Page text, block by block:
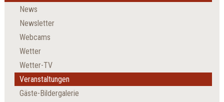
News
Newsletter
Webcams
Wetter
Wetter-TV
Veranstaltungen
Gäste-Bildergalerie